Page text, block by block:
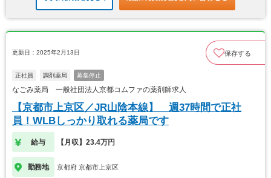
更新日：2025年2月13日 保存する
正社員 調剤薬局 募集停止
なごみ薬局 一般社団法人京都コムファの薬剤師求人
【京都市上京区／JR山陰本線】 週37時間で正社
員！WLBしっかり取れる薬局です
給与 【月収】23.4万円
勤務地 京都府 京都市上京区